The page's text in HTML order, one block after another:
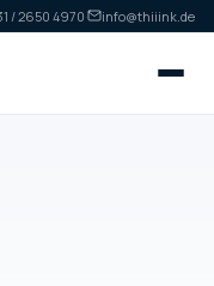
/ 2650 4970· info@thiiink.de